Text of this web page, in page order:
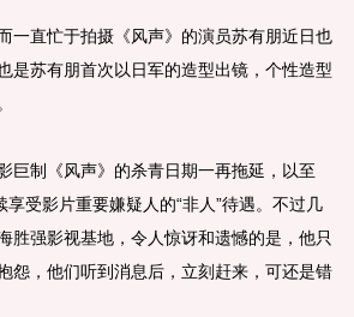
直忙于拍摄《风声》的演员苏有朋近日也
是苏有朋首次以日军的造型出镜，个性造型
制《风声》的杀青日期一再拖延，以至
受影片重要嫌疑人的“非人”待遇。不过几
胜强影视基地，令人惊讶和遗憾的是，他只
怨，他们听到消息后，立刻赶来，可还是错